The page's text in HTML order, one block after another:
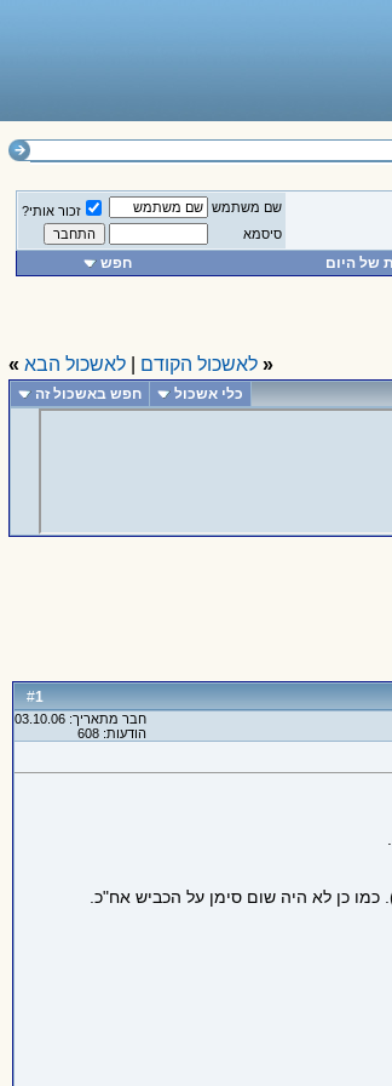
שם משתמש
זכור אותי?
סיסמא
של היום חפש
« לאשכול הקודם לאשכול הבא »
כלי אשכול חפש באשכול זה
#
1
חבר מתאריך: 03.10.06
הודעות: 608
שלי (כוון הכביש). כמו כן לא היה שום סימן על הכביש אח"כ.